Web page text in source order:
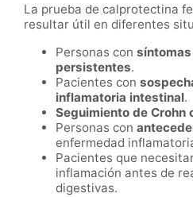
La prueba de calprotectina
resultar útil en diferentes
Personas con
persistentes.
Pacientes con
inflamatoria intestinal.
Seguimiento de Crohn
Personas con
enfermedad
Pacientes que
inflamación antes de
digestivas.